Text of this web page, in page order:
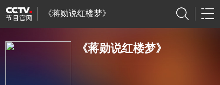
《蒋勋说红楼梦》
《蒋勋说红楼梦》